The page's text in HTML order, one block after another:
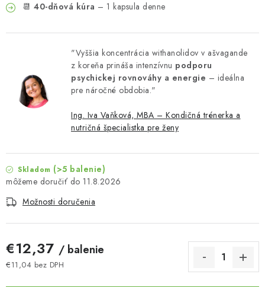
📆 40-dňová kúra – 1 kapsula denne
"Vyššia koncentrácia withanolidov v ašvagande
z koreňa prináša intenzívnu podporu
psychickej rovnováhy a energie – ideálna
pre náročné obdobia."
Ing. Iva Vaňková, MBA – Kondičná trénerka a
nutričná špecialistka pre ženy
Skladom (>5 balenie)
11.8.2026
Možnosti doručenia
€12,37 / balenie
€11,04 bez DPH